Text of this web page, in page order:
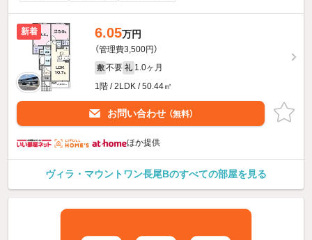
新着 6.05万円
（管理費3,500円）
敷 不要 礼 1.0ヶ月
1階 / 2LDK / 50.44㎡
お問い合わせ （無料）
ほか提供
ヴィラ・マウントワン長尾Bのすべての部屋を見る